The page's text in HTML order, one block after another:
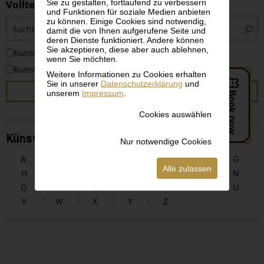
und Funktionen für soziale Medien anbieten
zu können. Einige Cookies sind notwendig,
damit die von Ihnen aufgerufene Seite und
deren Dienste funktioniert. Andere können
Sie akzeptieren, diese aber auch ablehnen,
wenn Sie möchten.
Weitere Informationen zu Cookies erhalten
Sie in unserer Datenschutzerklärung und
unserem Impressum
Cookies auswählen
Nur notwendige Cookies
Alle zulassen
Volltextsuche
KünstlerInnen
Kunstwerke
SUCHEN
KünstlerInnen alphabetisch
A E F
G
H
L M
N
O
U
V
W X Y Z